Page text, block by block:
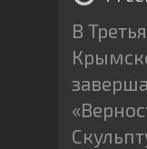
В